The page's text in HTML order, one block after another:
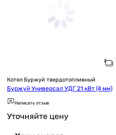
Котел Буржуй твердотопливный
Буржуй Универсал УДГ 21 кВт (4 мм)
Написать отзыв
Уточняйте цену